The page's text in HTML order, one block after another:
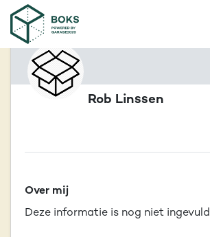
Rob Linssen
Over mij
Deze informatie is nog niet ingevuld